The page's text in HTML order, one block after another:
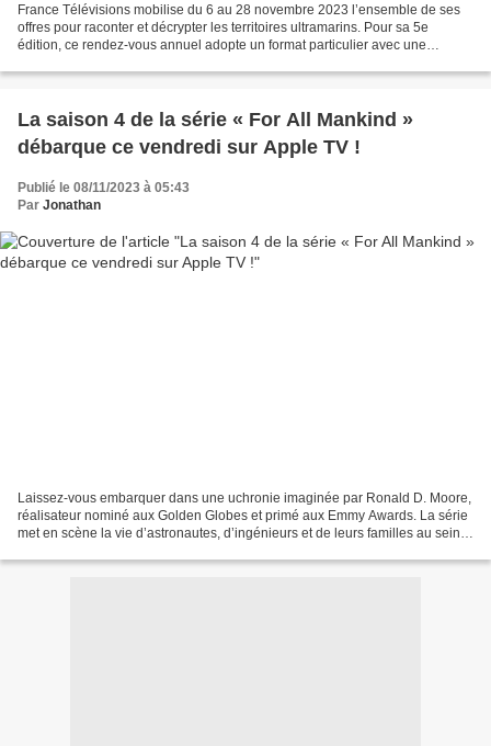
France Télévisions mobilise du 6 au 28 novembre 2023 l’ensemble de ses
offres pour raconter et décrypter les territoires ultramarins. Pour sa 5e
édition, ce rendez-vous annuel adopte un format particulier avec une
La saison 4 de la série « For All Mankind »
débarque ce vendredi sur Apple TV !
Publié le 08/11/2023 à 05:43
Par Jonathan
Laissez-vous embarquer dans une uchronie imaginée par Ronald D. Moore,
réalisateur nominé aux Golden Globes et primé aux Emmy Awards. La série
met en scène la vie d’astronautes, d’ingénieurs et de leurs familles au sein